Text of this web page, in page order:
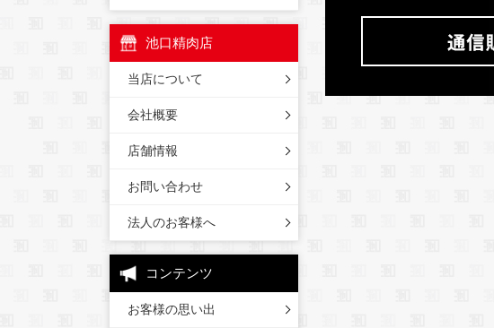
池口精肉店
当店について
会社概要
店舗情報
お問い合わせ
法人のお客様へ
コンテンツ
お客様の思い出